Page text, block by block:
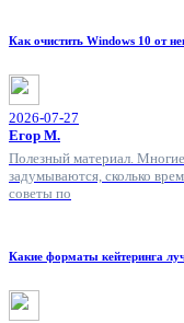
Как очистить Windows 10 от
2026-07-27
Егор М.
Полезный материал.
задумываются, сколько
советы по
Какие форматы кейтеринга